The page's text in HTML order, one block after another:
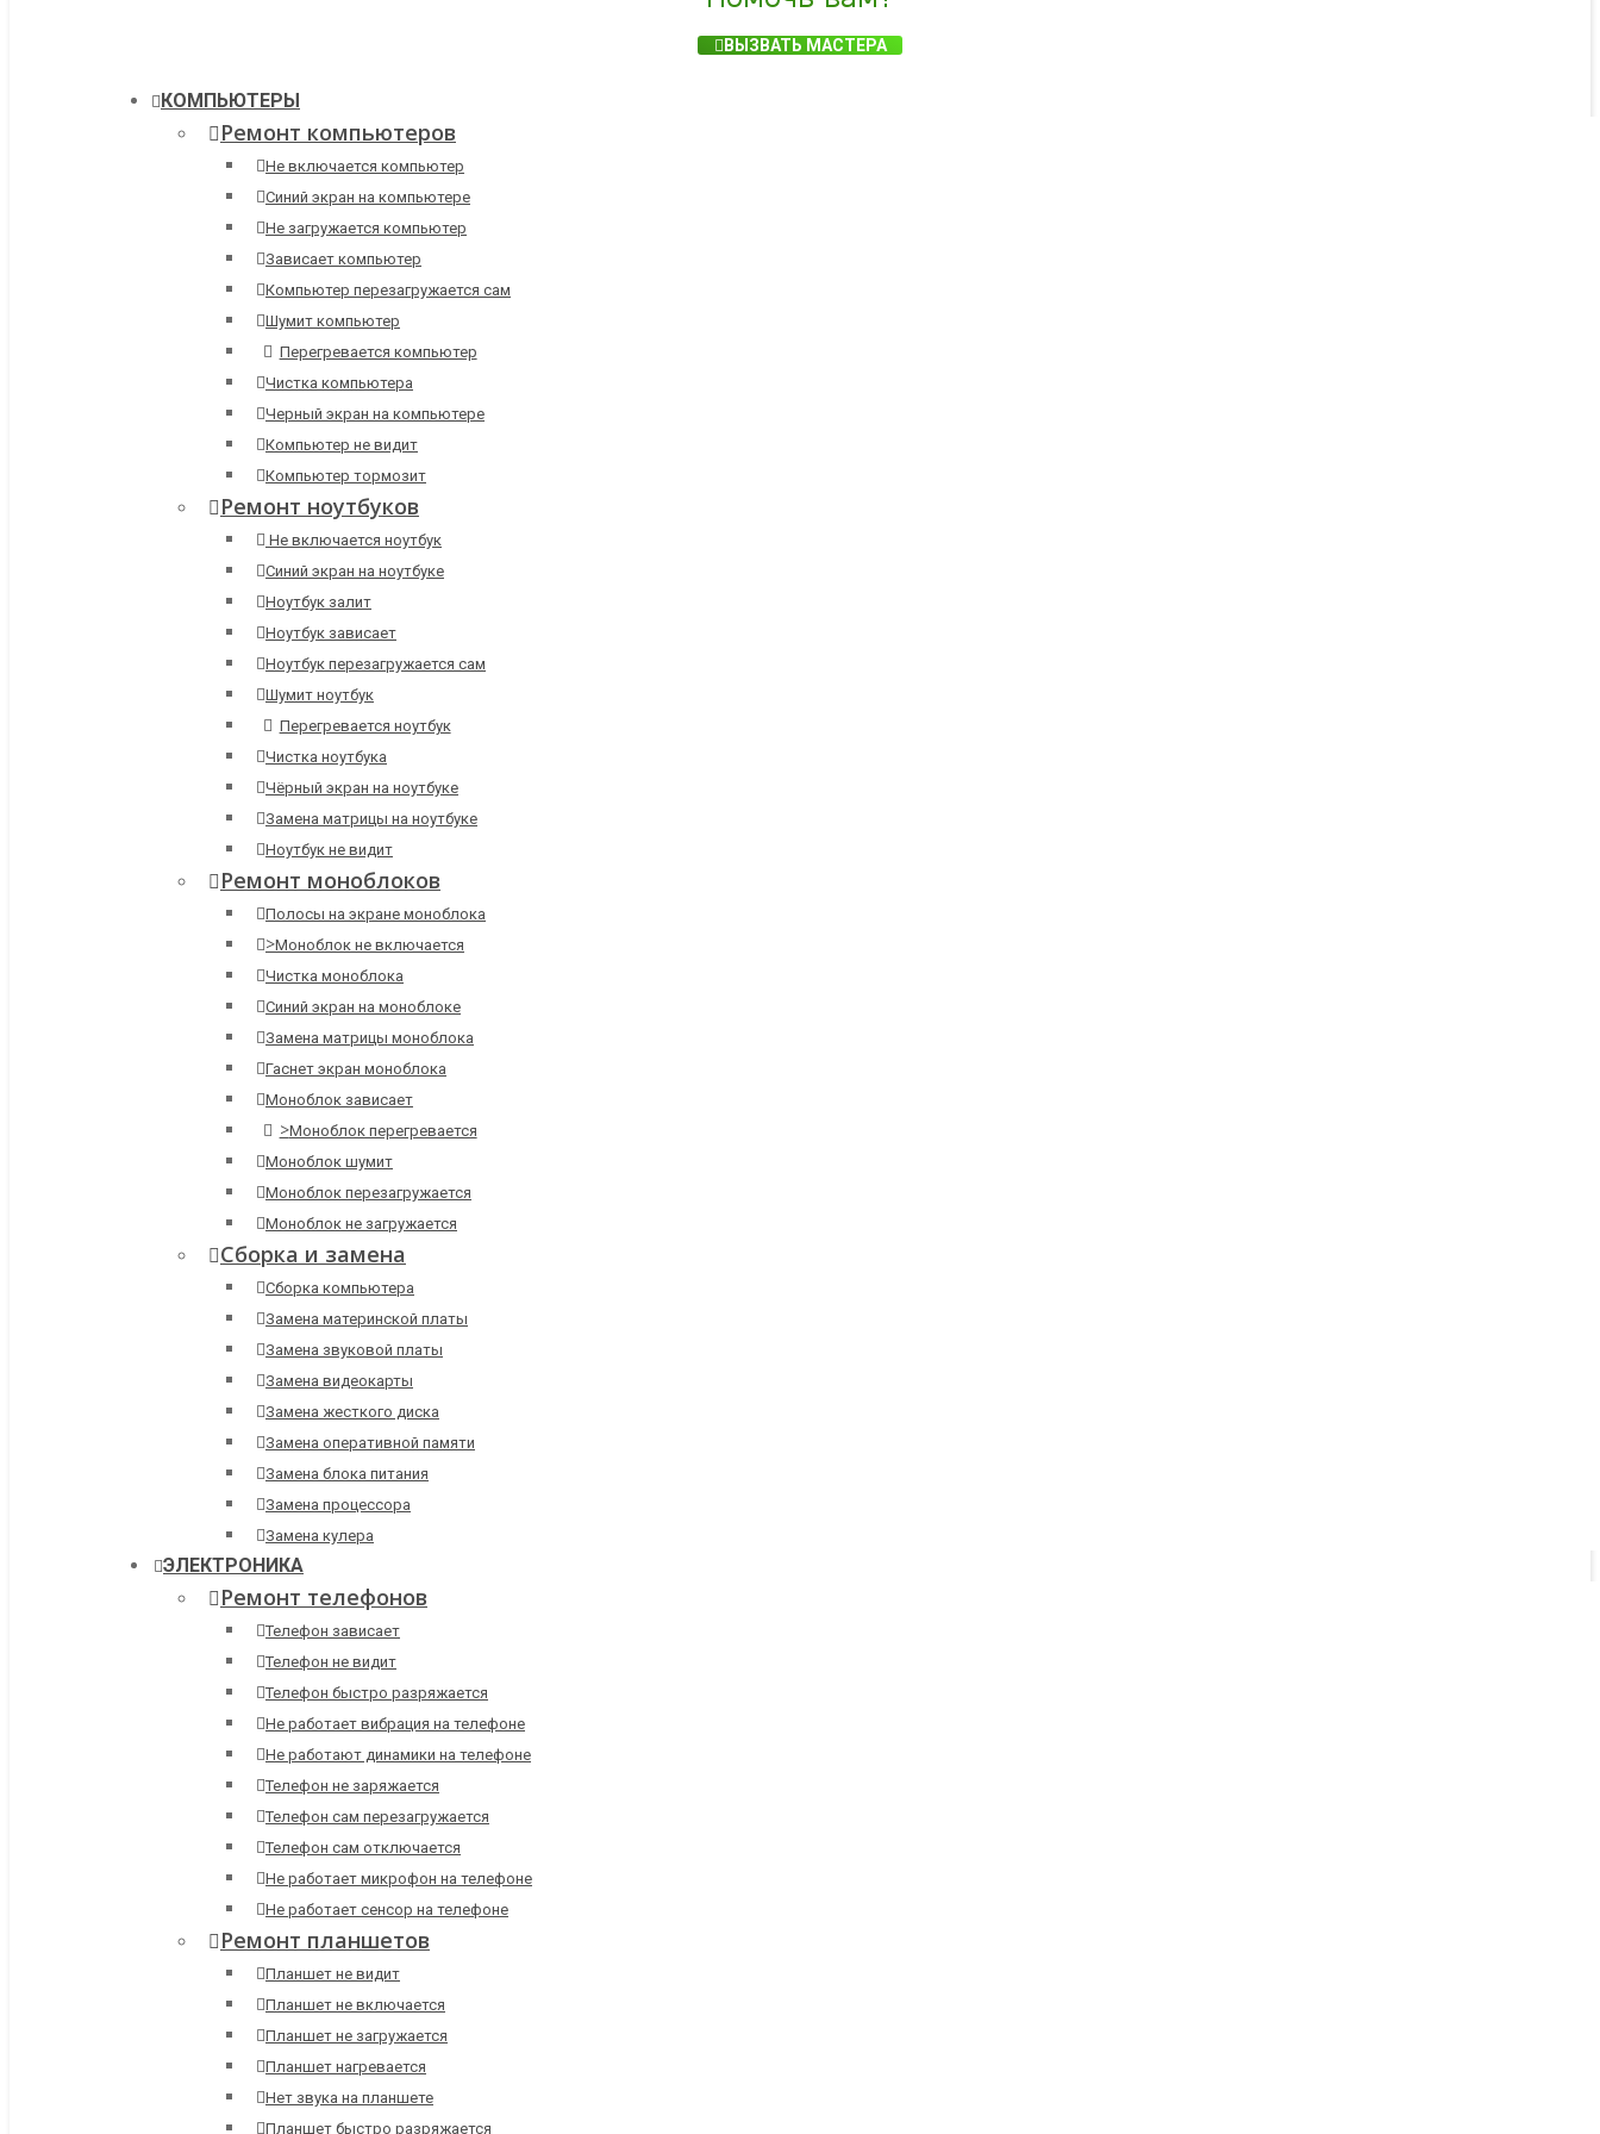
ВЫЗВАТЬ МАСТЕРА
КОМПЬЮТЕРЫ
Ремонт компьютеров
Не включается компьютер
Синий экран на компьютере
Не загружается компьютер
Зависает компьютер
Компьютер перезагружается сам
Шумит компьютер
Перегревается компьютер
Чистка компьютера
Черный экран на компьютере
Компьютер не видит
Компьютер тормозит
Ремонт ноутбуков
Не включается ноутбук
Синий экран на ноутбуке
Ноутбук залит
Ноутбук зависает
Ноутбук перезагружается сам
Шумит ноутбук
Перегревается ноутбук
Чистка ноутбука
Чёрный экран на ноутбуке
Замена матрицы на ноутбуке
Ноутбук не видит
Ремонт моноблоков
Полосы на экране моноблока
>Моноблок не включается
Чистка моноблока
Синий экран на моноблоке
Замена матрицы моноблока
Гаснет экран моноблока
Моноблок зависает
>Моноблок перегревается
Моноблок шумит
Моноблок перезагружается
Моноблок не загружается
Сборка и замена
Сборка компьютера
Замена материнской платы
Замена звуковой платы
Замена видеокарты
Замена жесткого диска
Замена оперативной памяти
Замена блока питания
Замена процессора
Замена кулера
ЭЛЕКТРОНИКА
Ремонт телефонов
Телефон зависает
Телефон не видит
Телефон быстро разряжается
Не работает вибрация на телефоне
Не работают динамики на телефоне
Телефон не заряжается
Телефон сам перезагружается
Телефон сам отключается
Не работает микрофон на телефоне
Не работает сенсор на телефоне
Ремонт планшетов
Планшет не видит
Планшет не включается
Планшет не загружается
Планшет нагревается
Нет звука на планшете
Планшет быстро разряжается